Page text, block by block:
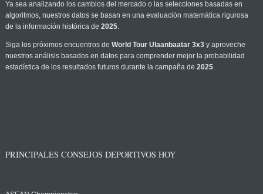
Ya sea analizando los cambios del mercado o las selecciones basadas en
algoritmos, nuestros datos se basan en una evaluación matemática rigurosa
de la información histórica de 2025.
Siga los próximos encuentros de World Tour Ulaanbaatar 3x3y aproveche
nuestros análisis basados en datos para comprender mejor la probabilidad
estadística de los resultados futuros durante la campaña de 2025.
PRINCIPALES CONSEJOS DEPORTIVOS HOY